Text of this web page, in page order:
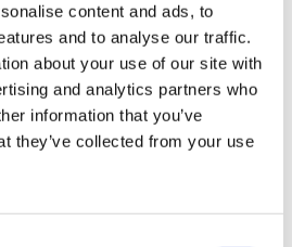
content and ads, to
and to analyse our traffic.
about your use of our site with
and analytics partners who
information that you’ve
they’ve collected from your use
Türkei